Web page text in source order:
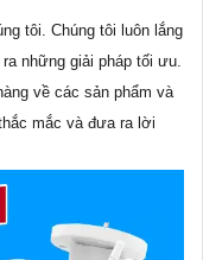
tôi. Chúng tôi luôn lắng
những giải pháp tối ưu.
về các sản phẩm và
mắc và đưa ra lời